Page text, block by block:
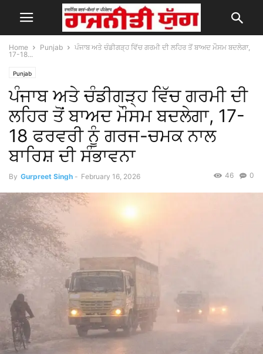
Home Punjab
ਪੰਜਾਬ ਅਤੇ ਚੰਡੀਗੜ੍ਹ ਵਿੱਚ ਗਰਮੀ ਦੀ ਲਹਿਰ ਤੋਂ ਬਾਅਦ ਮੌਸਮ ਬਦਲੇਗਾ,
17-18...
Punjab
ਪੰਜਾਬ ਅਤੇ ਚੰਡੀਗੜ੍ਹ ਵਿੱਚ ਗਰਮੀ ਦੀ
ਲਹਿਰ ਤੋਂ ਬਾਅਦ ਮੌਸਮ ਬਦਲੇਗਾ, 17-
18 ਫਰਵਰੀ ਨੂੰ ਗਰਜ-ਚਮਕ ਨਾਲ
ਬਾਰਿਸ਼ ਦੀ ਸੰਭਾਵਨਾ
By Gurpreet Singh - February 16, 2026 0
46